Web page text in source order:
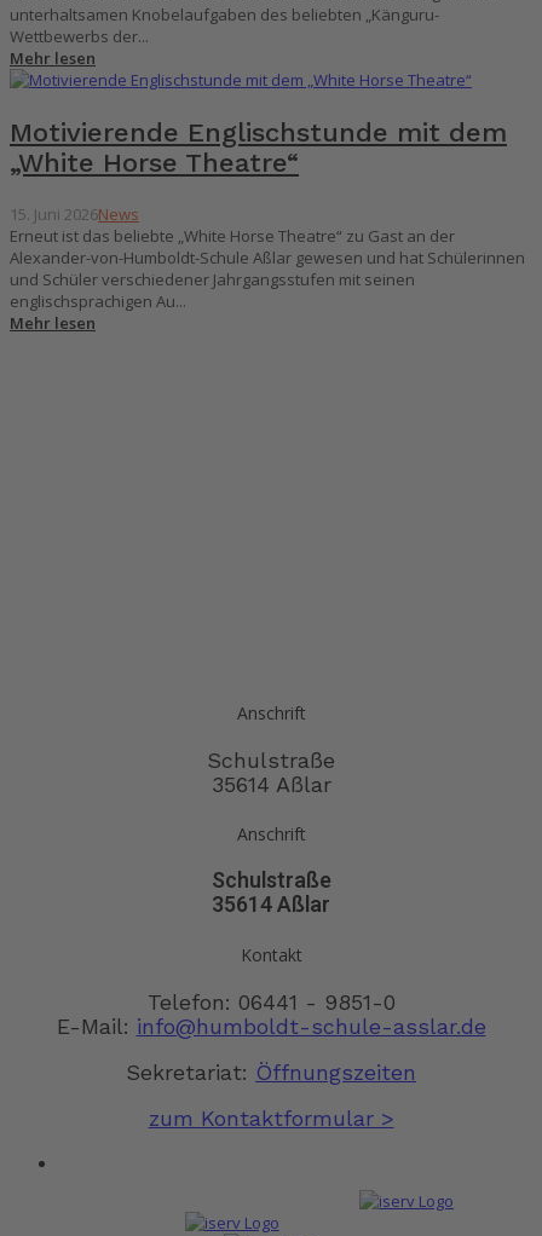
unterhaltsamen Knobelaufgaben des beliebten „Känguru-
Wettbewerbs der...
Mehr lesen
Motivierende Englischstunde mit dem
„White Horse Theatre“
15. Juni 2026News
Erneut ist das beliebte „White Horse Theatre“ zu Gast an der
Alexander-von-Humboldt-Schule Aßlar gewesen und hat Schülerinnen
und Schüler verschiedener Jahrgangsstufen mit seinen
englischsprachigen Au...
Mehr lesen
Anschrift
Schulstraße
35614 Aßlar
Anschrift
Schulstraße
35614 Aßlar
Kontakt
Telefon: 06441 - 9851-0
E-Mail: info@humboldt-schule-asslar.de
Sekretariat: Öffnungszeiten
zum Kontaktformular >